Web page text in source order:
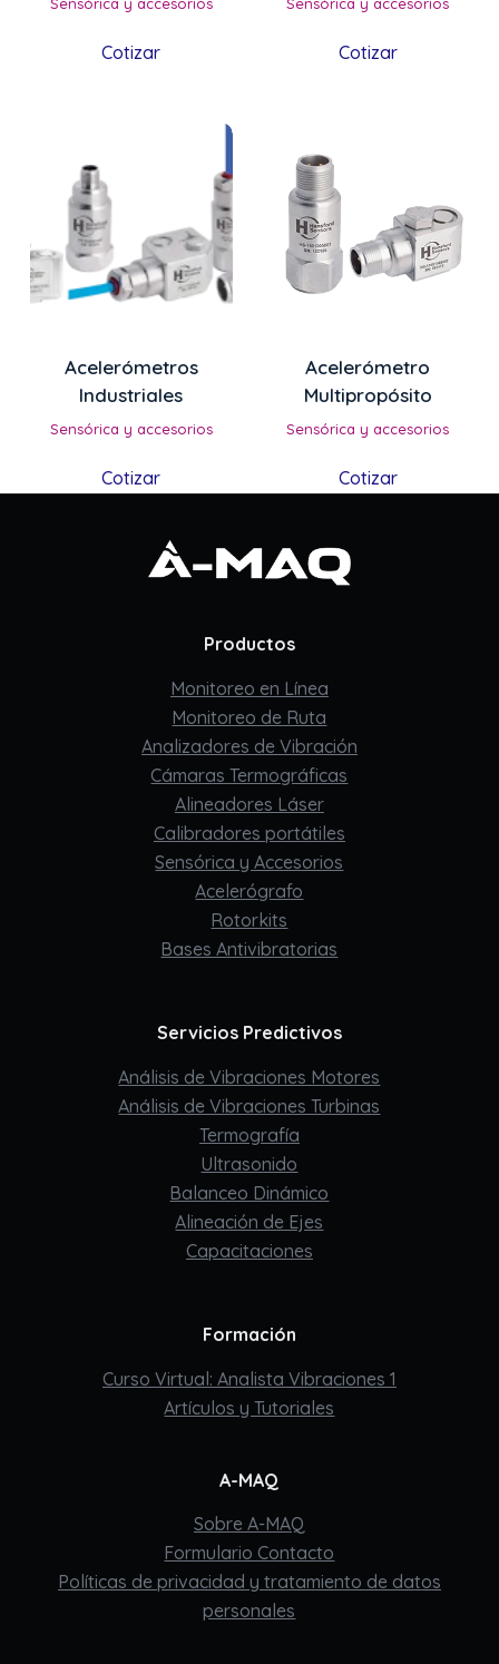
Cotizar Cotizar
Acelerómetros
Industriales
Sensórica y accesorios
Cotizar
Acelerómetro
Multipropósito
Sensórica y accesorios
Cotizar
Productos
Monitoreo en Línea
Monitoreo de Ruta
Analizadores de Vibración
Cámaras Termográficas
Alineadores Láser
Calibradores portátiles
Sensórica y Accesorios
Acelerógrafo
Rotorkits
Bases Antivibratorias
Servicios Predictivos
Análisis de Vibraciones Motores
Análisis de Vibraciones Turbinas
Termografía
Ultrasonido
Balanceo Dinámico
Alineación de Ejes
Capacitaciones
Formación
Curso Virtual: Analista Vibraciones 1
Artículos y Tutoriales
A-MAQ
Sobre A-MAQ
Formulario Contacto
Políticas de privacidad y tratamiento de datos
personales